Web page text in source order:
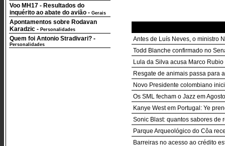
Voo MH17 - Resultados do
inquérito ao abate do avião - Gerais
Apontamentos sobre Rodavan
Karadzic - Personalidades
Quem foi Antonio Stradivari? -
Personalidades
Antes de Luís Neves, o ministro
Todd Blanche confirmado no
Lula da Silva acusa Marco
Resgate de animais passa para
Novo Presidente colombiano
Os SML fecham o Jazz em
Kanye West em Portugal: Ye
Sonic Blast: quantos sabores de
Parque Arqueológico do Côa
Barreiras no acesso ao crédito